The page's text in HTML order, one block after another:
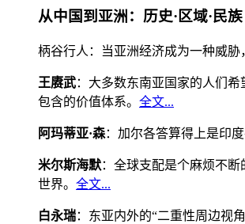
从中国到亚洲：历史·区域·民族
柄谷行人：当亚洲经济成为一种威胁
王赓武：大多数东南亚国家的人们
包含的价值体系。 全文...
阿玛蒂亚·森：加尔各答算得上是印
米尔斯海默：全球支配是个麻烦不
世界。 全文...
白永瑞：东亚内外的“二重性周边视